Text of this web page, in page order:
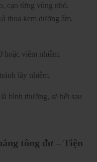
cạo từng vùng nhỏ.
thoa kem dưỡng ẩm.
hoặc viêm nhiễm.
lây nhiễm.
bình thường, sẽ hết sau
tông đơ – Tiện